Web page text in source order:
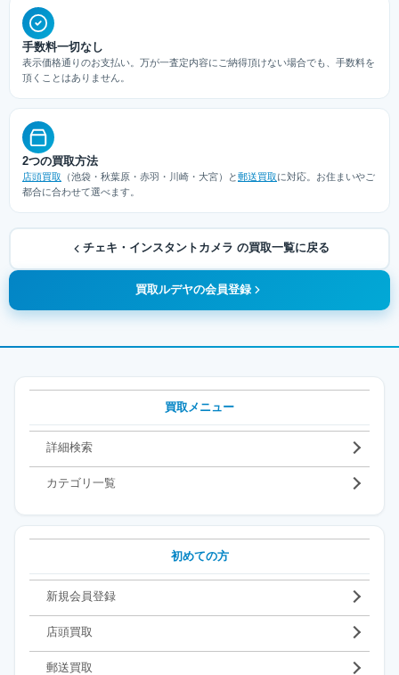
手数料一切なし
表示価格通りのお支払い。万が一査定内容にご納得頂けない場合でも、手数料を
頂くことはありません。
2つの買取方法
店頭買取 （池袋・秋葉原・赤羽・川崎・大宮）と郵送買取に対応。お住まいやご
都合に合わせて選べます。
チェキ・インスタントカメラ の買取一覧に戻る
買取ルデヤの会員登録
買取メニュー
詳細検索
カテゴリ一覧
初めての方
新規会員登録
店頭買取
郵送買取